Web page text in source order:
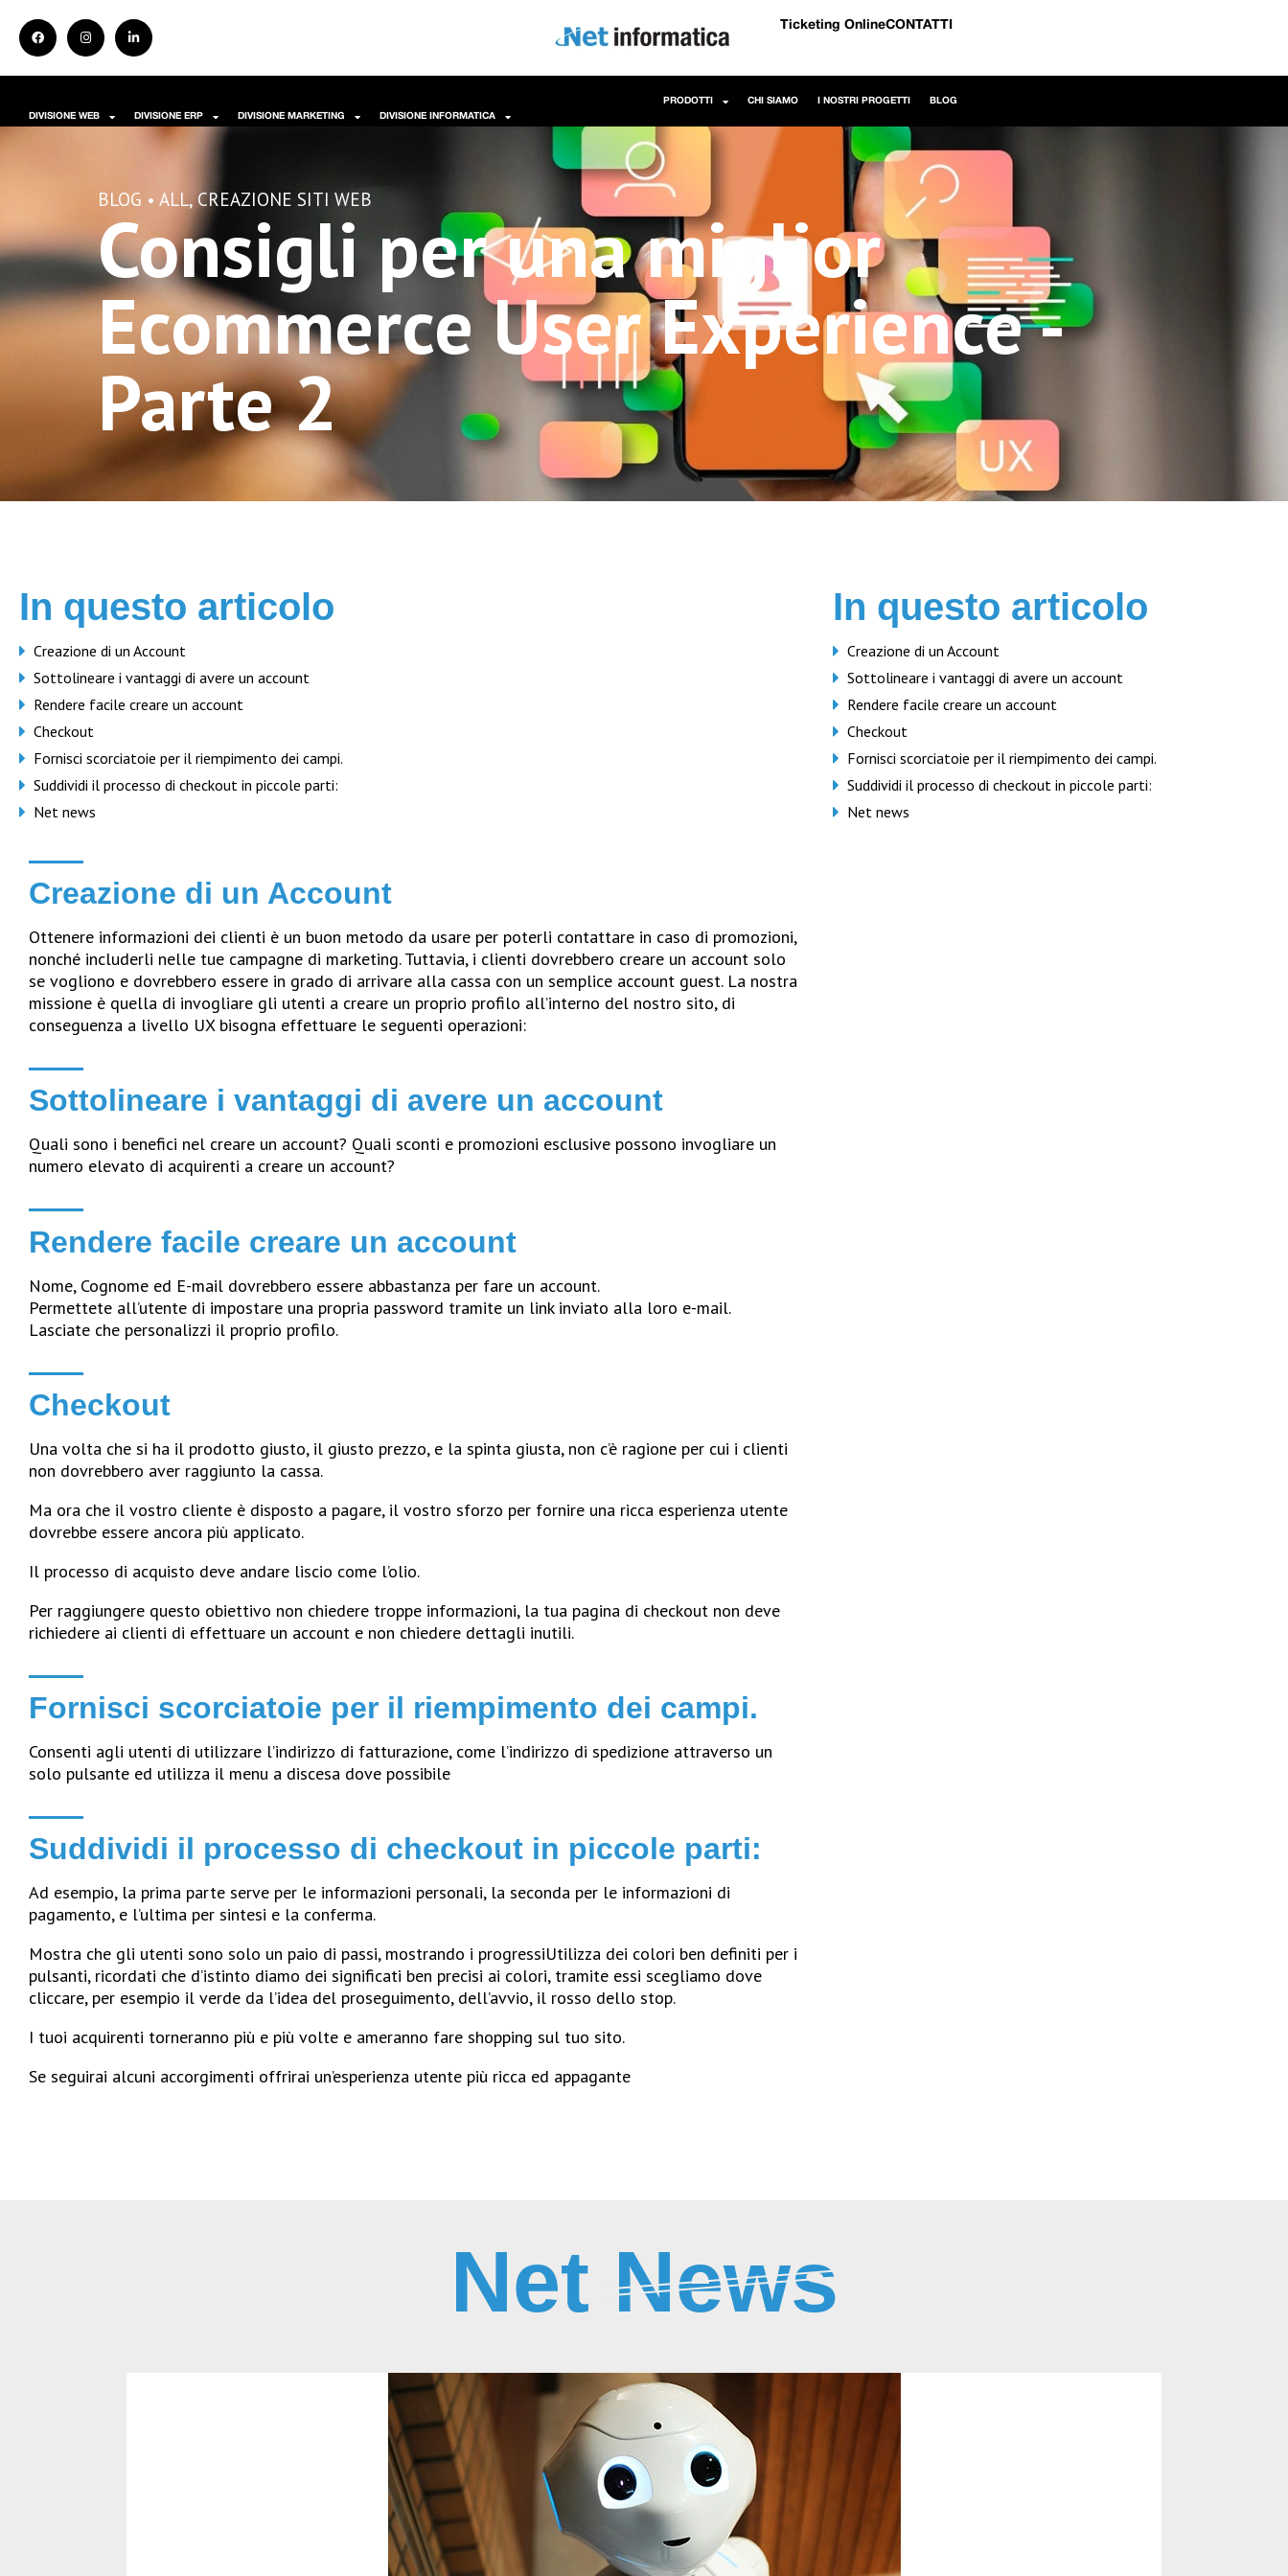
Ticketing OnlineCONTATTI
DIVISIONE WEB DIVISIONE ERP DIVISIONE MARKETING DIVISIONE INFORMATICA
PRODOTTI CHI SIAMO I NOSTRI PROGETTI BLOG
BLOG • ALL, CREAZIONE SITI WEB
Consigli per una miglior
Ecommerce User Experience -
Parte 2
In questo articolo
Creazione di un Account
Sottolineare i vantaggi di avere un account
Rendere facile creare un account
Checkout
Fornisci scorciatoie per il riempimento dei campi.
Suddividi il processo di checkout in piccole parti:
Net news
Creazione di un Account
Ottenere informazioni dei clienti è un buon metodo da usare per poterli contattare in caso di promozioni,
nonché includerli nelle tue campagne di marketing. Tuttavia, i clienti dovrebbero creare un account solo
se vogliono e dovrebbero essere in grado di arrivare alla cassa con un semplice account guest. La nostra
missione è quella di invogliare gli utenti a creare un proprio profilo all’interno del nostro sito, di
conseguenza a livello UX bisogna effettuare le seguenti operazioni:
Sottolineare i vantaggi di avere un account
Quali sono i benefici nel creare un account? Quali sconti e promozioni esclusive possono invogliare un
numero elevato di acquirenti a creare un account?
Rendere facile creare un account
Nome, Cognome ed E-mail dovrebbero essere abbastanza per fare un account.
Permettete all’utente di impostare una propria password tramite un link inviato alla loro e-mail.
Lasciate che personalizzi il proprio profilo.
Checkout
Una volta che si ha il prodotto giusto, il giusto prezzo, e la spinta giusta, non c’è ragione per cui i clienti
non dovrebbero aver raggiunto la cassa.
Ma ora che il vostro cliente è disposto a pagare, il vostro sforzo per fornire una ricca esperienza utente
dovrebbe essere ancora più applicato.
Il processo di acquisto deve andare liscio come l’olio.
Per raggiungere questo obiettivo non chiedere troppe informazioni, la tua pagina di checkout non deve
richiedere ai clienti di effettuare un account e non chiedere dettagli inutili.
Fornisci scorciatoie per il riempimento dei campi.
Consenti agli utenti di utilizzare l’indirizzo di fatturazione, come l’indirizzo di spedizione attraverso un
solo pulsante ed utilizza il menu a discesa dove possibile
Suddividi il processo di checkout in piccole parti:
Ad esempio, la prima parte serve per le informazioni personali, la seconda per le informazioni di
pagamento, e l’ultima per sintesi e la conferma.
Mostra che gli utenti sono solo un paio di passi, mostrando i progressiUtilizza dei colori ben definiti per i
pulsanti, ricordati che d’istinto diamo dei significati ben precisi ai colori, tramite essi scegliamo dove
cliccare, per esempio il verde da l’idea del proseguimento, dell’avvio, il rosso dello stop.
I tuoi acquirenti torneranno più e più volte e ameranno fare shopping sul tuo sito.
Se seguirai alcuni accorgimenti offrirai un’esperienza utente più ricca ed appagante
In questo articolo
Creazione di un Account
Sottolineare i vantaggi di avere un account
Rendere facile creare un account
Checkout
Fornisci scorciatoie per il riempimento dei campi.
Suddividi il processo di checkout in piccole parti:
Net news
Net News